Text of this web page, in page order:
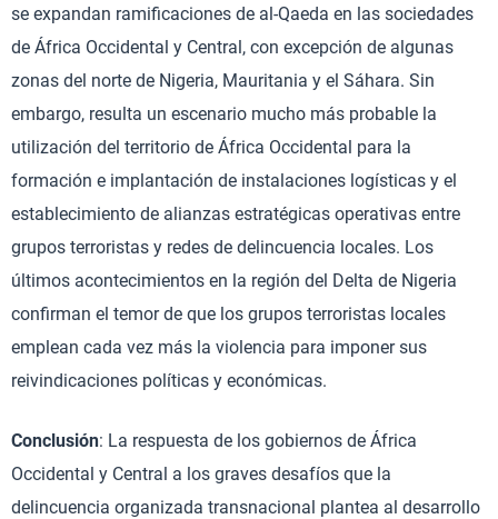
se expandan ramificaciones de al-Qaeda en las sociedades
de África Occidental y Central, con excepción de algunas
zonas del norte de Nigeria, Mauritania y el Sáhara. Sin
embargo, resulta un escenario mucho más probable la
utilización del territorio de África Occidental para la
formación e implantación de instalaciones logísticas y el
establecimiento de alianzas estratégicas operativas entre
grupos terroristas y redes de delincuencia locales. Los
últimos acontecimientos en la región del Delta de Nigeria
confirman el temor de que los grupos terroristas locales
emplean cada vez más la violencia para imponer sus
reivindicaciones políticas y económicas.
Conclusión: La respuesta de los gobiernos de África
Occidental y Central a los graves desafíos que la
delincuencia organizada transnacional plantea al desarrollo